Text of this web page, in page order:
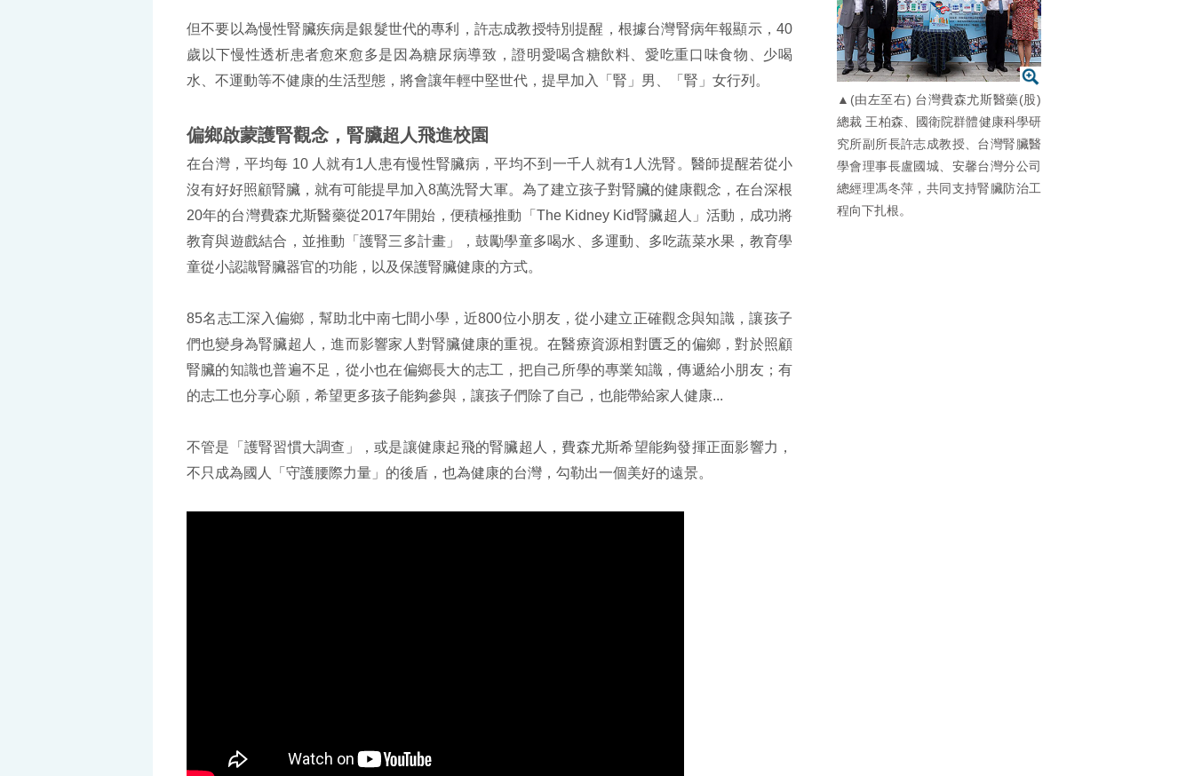
但不要以為慢性腎臟疾病是銀髮世代的專利，許志成教授特別提醒，根據台灣腎病年報顯示，40
歲以下慢性透析患者愈來愈多是因為糖尿病導致，證明愛喝含糖飲料、愛吃重口味食物、少喝
水、不運動等不健康的生活型態，將會讓年輕中堅世代，提早加入「腎」男、「腎」女行列。
偏鄉啟蒙護腎觀念，腎臟超人飛進校園
在台灣，平均每 10 人就有1人患有慢性腎臟病，平均不到一千人就有1人洗腎。醫師提醒若從小
沒有好好照顧腎臟，就有可能提早加入8萬洗腎大軍。為了建立孩子對腎臟的健康觀念，在台深根
20年的台灣費森尤斯醫藥從2017年開始，便積極推動「The Kidney Kid腎臟超人」活動，成功將
教育與遊戲結合，並推動「護腎三多計畫」，鼓勵學童多喝水、多運動、多吃蔬菜水果，教育學
童從小認識腎臟器官的功能，以及保護腎臟健康的方式。
85名志工深入偏鄉，幫助北中南七間小學，近800位小朋友，從小建立正確觀念與知識，讓孩子
們也變身為腎臟超人，進而影響家人對腎臟健康的重視。在醫療資源相對匱乏的偏鄉，對於照顧
腎臟的知識也普遍不足，從小也在偏鄉長大的志工，把自己所學的專業知識，傳遞給小朋友；有
的志工也分享心願，希望更多孩子能夠參與，讓孩子們除了自己，也能帶給家人健康...
不管是「護腎習慣大調查」，或是讓健康起飛的腎臟超人，費森尤斯希望能夠發揮正面影響力，
不只成為國人「守護腰際力量」的後盾，也為健康的台灣，勾勒出一個美好的遠景。
▲(由左至右) 台灣費森尤斯醫藥(股)
總裁 王柏森、國衛院群體健康科學研
究所副所長許志成教授、台灣腎臟醫
學會理事長盧國城、安馨台灣分公司
總經理馮冬萍，共同支持腎臟防治工
程向下扎根。